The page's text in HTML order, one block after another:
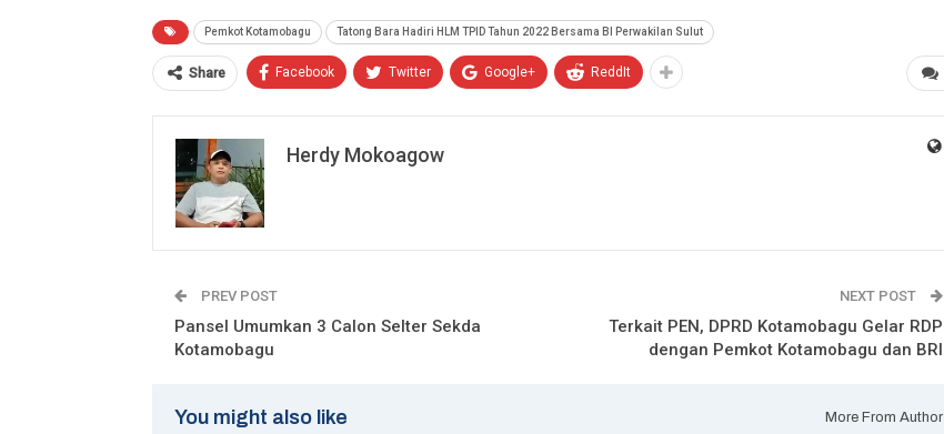
Pemkot Kotamobagu Tatong Bara Hadiri HLM TPID Tahun 2022 Bersama BI Perwakilan Sulut
Share Facebook Twitter Google+ ReddIt
Herdy Mokoagow
PREV POST
Pansel Umumkan 3 Calon Selter Sekda
Kotamobagu
NEXT POST
Terkait PEN, DPRD Kotamobagu Gelar RDP
dengan Pemkot Kotamobagu dan BRI
You might also like More From Author